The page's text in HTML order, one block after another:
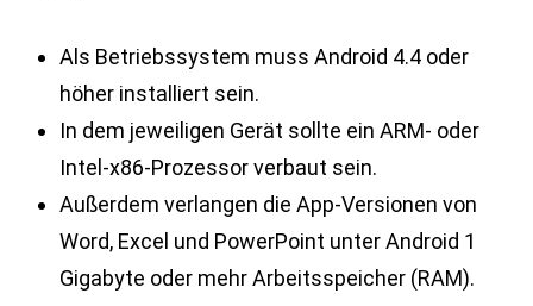
Als Betriebssystem muss Android 4.4 oder
höher installiert sein.
In dem jeweiligen Gerät sollte ein ARM- oder
Intel-x86-Prozessor verbaut sein.
Außerdem verlangen die App-Versionen von
Word, Excel und PowerPoint unter Android 1
Gigabyte oder mehr Arbeitsspeicher (RAM).